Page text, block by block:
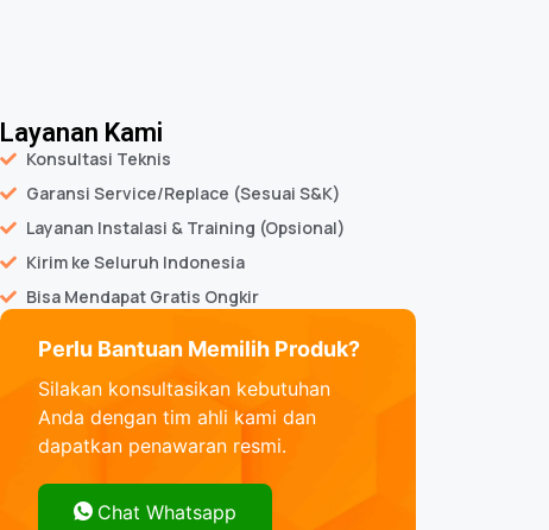
Layanan Kami
Konsultasi Teknis
Garansi Service/Replace (Sesuai S&K)
Layanan Instalasi & Training (Opsional)
Kirim ke Seluruh Indonesia
Bisa Mendapat Gratis Ongkir
Perlu Bantuan Memilih Produk?
Silakan konsultasikan kebutuhan
Anda dengan tim ahli kami dan
dapatkan penawaran resmi.
Chat Whatsapp